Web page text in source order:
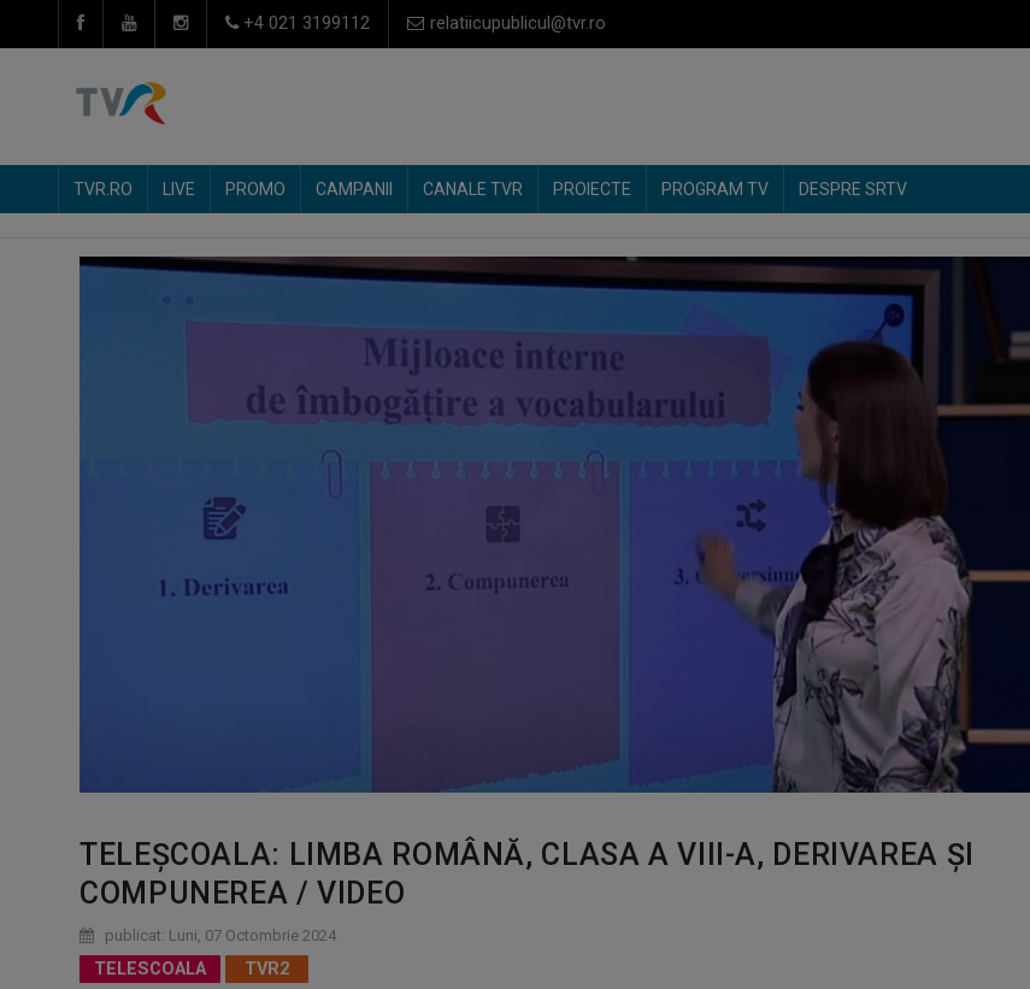
+4 021 3199112 relatiicupublicul@tvr.ro
TVR.RO LIVE PROMO CAMPANII CANALE TVR PROIECTE PROGRAM TV DESPRE SRTV
TELEȘCOALA: LIMBA ROMÂNĂ, CLASA A VIII-A, DERIVAREA ȘI
COMPUNEREA / VIDEO
publicat: Luni, 07 Octombrie 2024
TELESCOALA TVR2